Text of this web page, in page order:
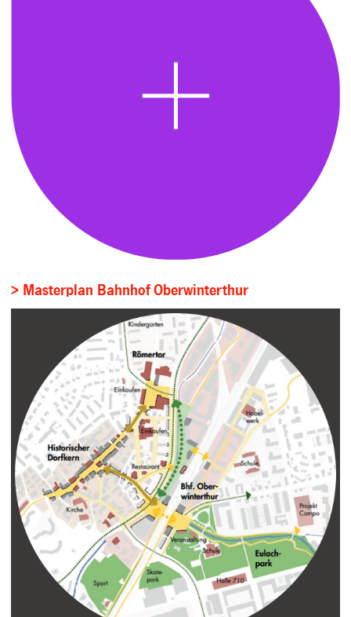
> Masterplan Bahnhof Oberwinterthur